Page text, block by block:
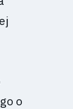
o